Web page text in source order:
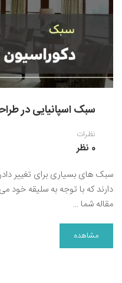
سبک اسپانیایی در
نظرات
0 نظر
سبک های بسیاری برای تغییر
دارند که با توجه به سلیقه خود
مقاله شما …
مشاهده